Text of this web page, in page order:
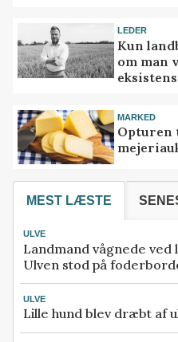
LEDER
Kun
om man
eksistens
MARKED
Opturen
MEST LÆSTE
ULVE
Landmand vågnede
Ulven stod på
ULVE
Lille hund blev dræbt af